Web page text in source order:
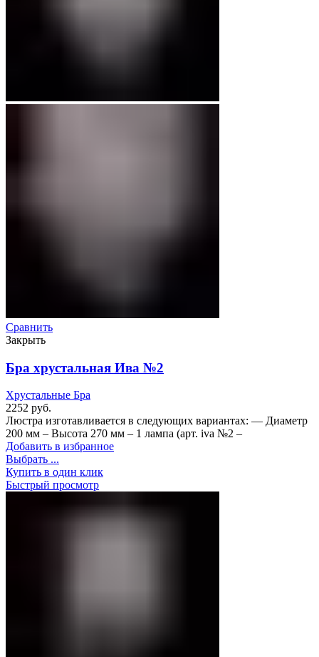
Сравнить
Закрыть
Бра хрустальная Ива №2
Хрустальные Бра
2252 руб.
Люстра изготавливается в следующих вариантах: — Диаметр
200 мм – Высота 270 мм – 1 лампа (арт. iva №2 –
Добавить в избранное
Выбрать ...
Купить в один клик
Быстрый просмотр